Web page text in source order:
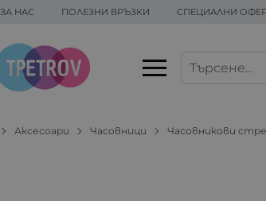
ЗА НАС ПОЛЕЗНИ ВРЪЗКИ СПЕЦИАЛНИ
Аксесоари Часовници Часовникови